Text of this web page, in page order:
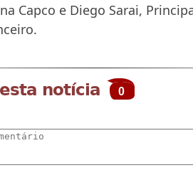
Capco e Diego Sarai,
notícia 0